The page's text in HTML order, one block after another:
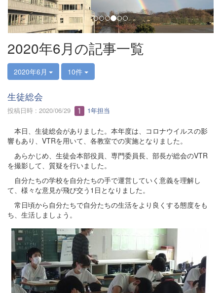
i
o
u
s
2020年6月の記事一覧
2020年6月 10件
生徒総会
投稿日時 : 2020/06/29 1年担当
本日、生徒総会がありました。本年度は、コロナウイルスの影
響もあり、VTRを用いて、各教室での実施となりました。
あらかじめ、生徒会本部役員、専門委員長、部長が総会のVTR
を撮影して、質疑を行いました。
自分たちの学校を自分たちの手で運営していく意義を理解し
て、様々な意見が飛び交う1日となりました。
常日頃から自分たちで自分たちの生活をより良くする態度をも
ち、生活しましょう。